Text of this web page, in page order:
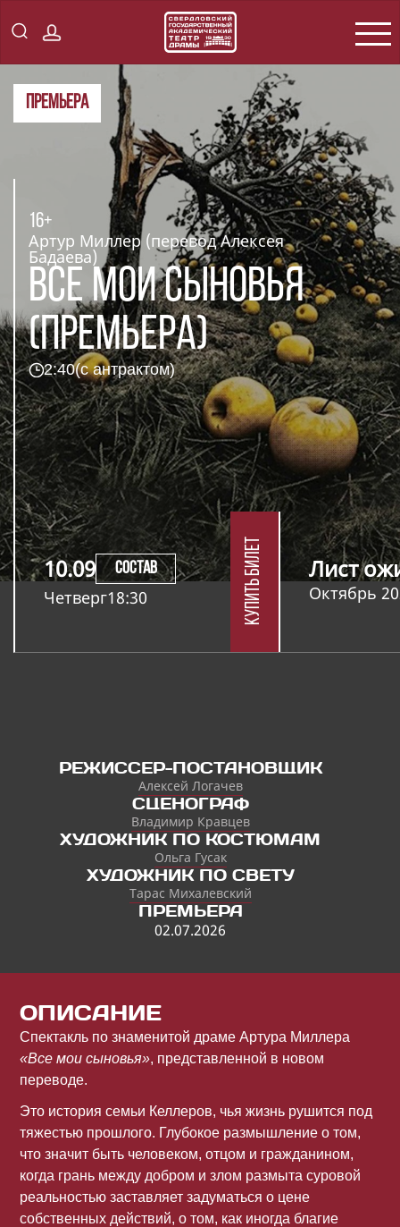
ПРЕМЬЕРА
16+
Артур Миллер (перевод Алексея
Бадаева)
ВСЕ МОИ СЫНОВЬЯ
(ПРЕМЬЕРА)
2:40(с антрактом)
10.09 СОСТАВ
Четверг18:30 Купить билет Лист
Октябрь
РЕЖИССЕР-ПОСТАНОВЩИК
Алексей Логачев
СЦЕНОГРАФ
Владимир Кравцев
ХУДОЖНИК ПО КОСТЮМАМ
Ольга Гусак
ХУДОЖНИК ПО СВЕТУ
Тарас Михалевский
ПРЕМЬЕРА
02.07.2026
ОПИСАНИЕ
Спектакль по знаменитой драме Артура Миллера
«Все мои сыновья», представленной в новом
переводе.
Это история семьи Келлеров, чья жизнь рушится под
тяжестью прошлого. Глубокое размышление о том,
что значит быть человеком, отцом и гражданином,
когда грань между добром и злом размыта суровой
реальностью заставляет задуматься о цене
собственных действий, о том, как иногда благие